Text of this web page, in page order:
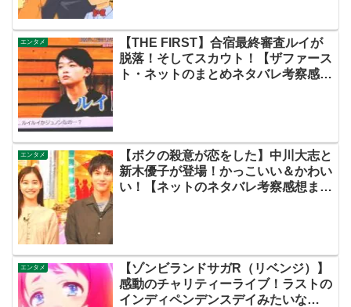
エンタメ
【THE FIRST】合宿最終審査ルイが
脱落！そしてスカウト！【ザファース
ト・ネットのまとめネタバレ考察感
エンタメ
【ボクの殺意が恋をした】中川大志と
新木優子が登場！かっこいい＆かわい
い！【ネットのネタバレ考察感想まと
エンタメ
【ゾンビランドサガR（リベンジ）】
感動のチャリティーライブ！ラストの
インディペンデンスデイみたいな